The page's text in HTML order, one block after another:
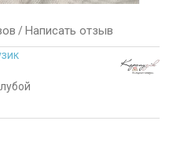
/Написать отзыв